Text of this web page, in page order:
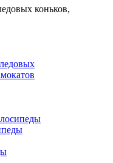
коньков,